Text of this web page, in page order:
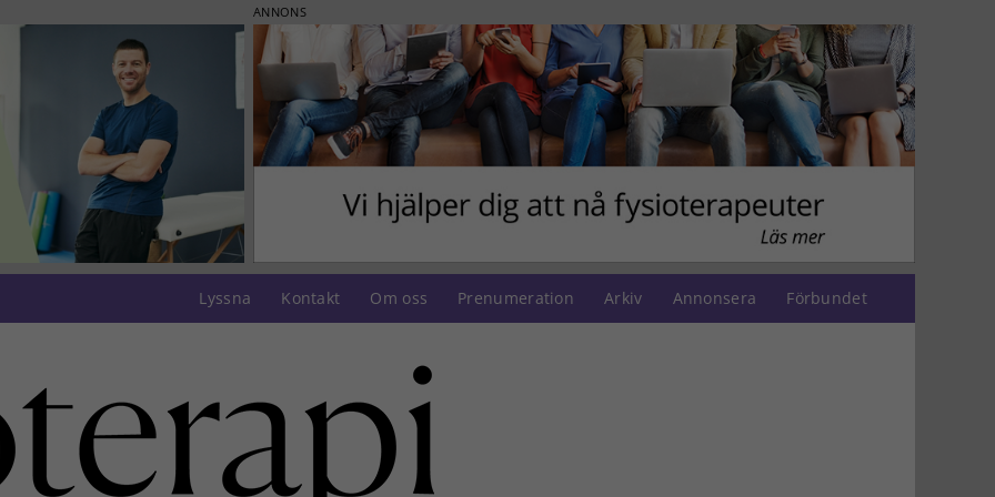
ANNONS
Lyssna Kontakt Om oss Prenumeration Arkiv Annonsera Förbundet